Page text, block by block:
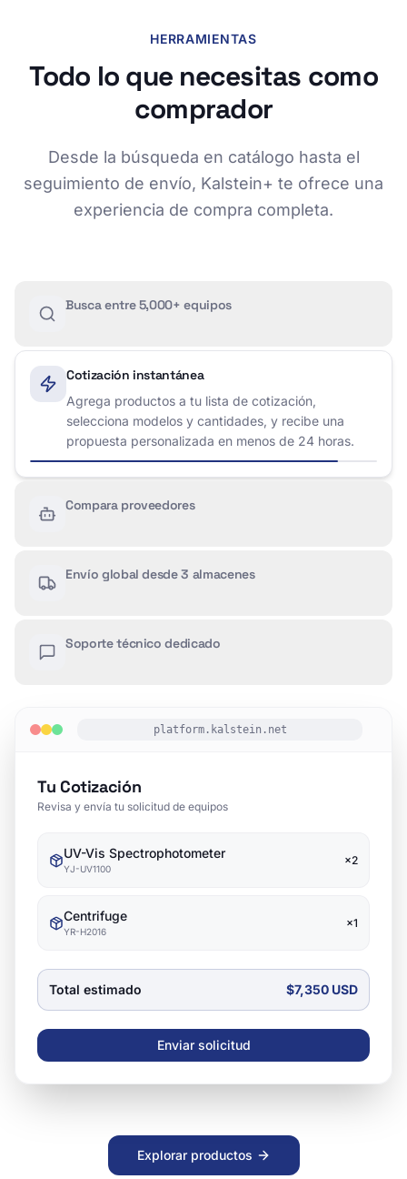
HERRAMIENTAS
Todo lo que necesitas como
comprador
Desde la búsqueda en catálogo hasta el
seguimiento de envío, Kalstein+ te ofrece una
experiencia de compra completa.
Busca entre 5,000+ equipos
Cotización instantánea
Agrega productos a tu lista de cotización,
selecciona modelos y cantidades, y recibe una
propuesta personalizada en menos de 24 horas.
Compara proveedores
Envío global desde 3 almacenes
Soporte técnico dedicado
platform.kalstein.net
Tu Cotización
Revisa y envía tu solicitud de equipos
UV-Vis Spectrophotometer
YJ-UV1100
×2
Centrifuge
YR-H2016
×1
Total estimado $7,350 USD
Enviar solicitud
Explorar productos